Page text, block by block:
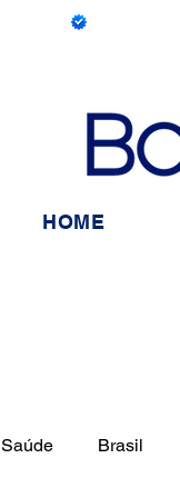
Saúde Brasil
HOME